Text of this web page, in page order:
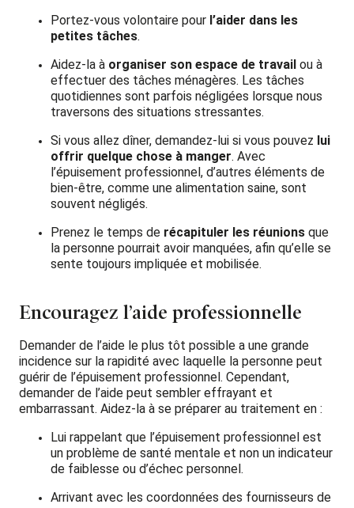
Portez-vous volontaire pour l’aider dans les
petites tâches.
Aidez-la à organiser son espace de travail ou à
effectuer des tâches ménagères. Les tâches
quotidiennes sont parfois négligées lorsque nous
traversons des situations stressantes.
Si vous allez dîner, demandez-lui si vous pouvez lui
offrir quelque chose à manger. Avec
l’épuisement professionnel, d’autres éléments de
bien-être, comme une alimentation saine, sont
souvent négligés.
Prenez le temps de récapituler les réunions que
la personne pourrait avoir manquées, afin qu’elle se
sente toujours impliquée et mobilisée.
Encouragez l’aide professionnelle
Demander de l’aide le plus tôt possible a une grande
incidence sur la rapidité avec laquelle la personne peut
guérir de l’épuisement professionnel. Cependant,
demander de l’aide peut sembler effrayant et
embarrassant. Aidez-la à se préparer au traitement en :
Lui rappelant que l’épuisement professionnel est
un problème de santé mentale et non un indicateur
de faiblesse ou d’échec personnel.
Arrivant avec les coordonnées des fournisseurs de